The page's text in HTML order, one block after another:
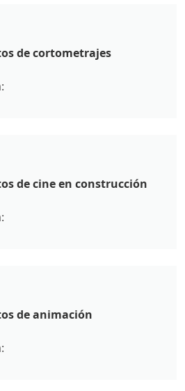
de cortometrajes
de cine en construcción
de animación